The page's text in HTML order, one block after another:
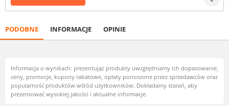
PODOBNE INFORMACJE OPINIE
Informacja o wynikach: prezentując produkty uwzględniamy ich dopasowanie,
ceny, promocje, kupony rabatowe, opłaty ponoszone przez sprzedawców oraz
popularność produktów wśród użytkowników. Dokładamy starań, aby
prezentować wysokiej jakości i aktualne informacje.